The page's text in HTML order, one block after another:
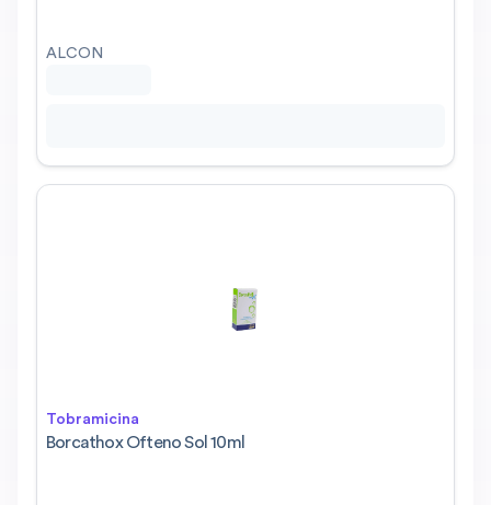
ALCON
Tobramicina
Borcathox Ofteno Sol 10ml